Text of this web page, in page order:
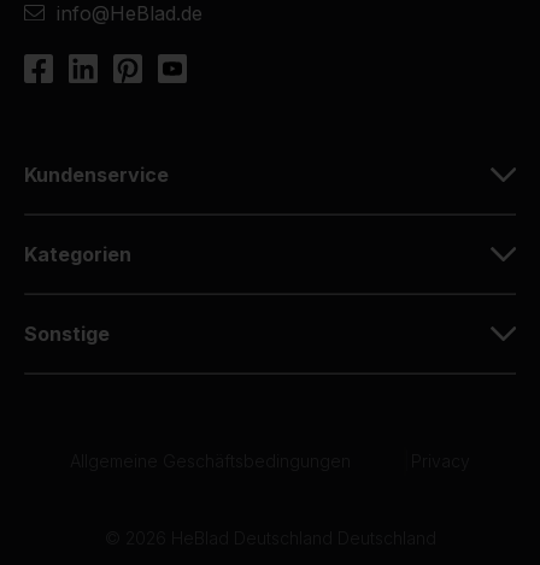
info@HeBlad.de
Kundenservice
Kategorien
Sonstige